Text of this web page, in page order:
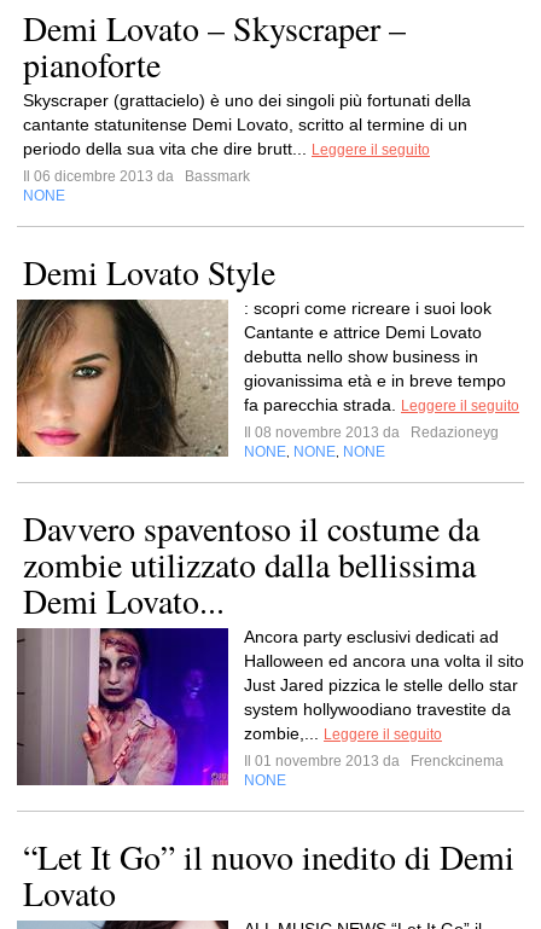
Demi Lovato – Skyscraper –
pianoforte
Skyscraper (grattacielo) è uno dei singoli più fortunati della
cantante statunitense Demi Lovato, scritto al termine di un
periodo della sua vita che dire brutt...
Leggere il seguito
Il 06 dicembre 2013 da
Bassmark
NONE
Demi Lovato Style
: scopri come ricreare i suoi look
Cantante e attrice Demi Lovato
debutta nello show business in
giovanissima età e in breve tempo
fa parecchia strada.
Leggere il seguito
Il 08 novembre 2013 da
Redazioneyg
NONE NONE NONE
Davvero spaventoso il costume da
zombie utilizzato dalla bellissima
Demi Lovato...
Ancora party esclusivi dedicati ad
Halloween ed ancora una volta il sito
Just Jared pizzica le stelle dello star
system hollywoodiano travestite da
zombie,...
Leggere il seguito
Il 01 novembre 2013 da
Frenckcinema
NONE
“Let It Go” il nuovo inedito di Demi
Lovato